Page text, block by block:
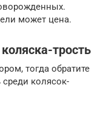
может цена.
трость
тогда обратите
колясок-